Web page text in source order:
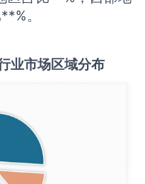
。
业市场区域分布